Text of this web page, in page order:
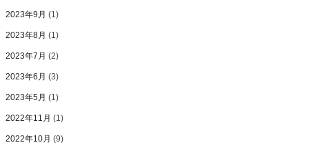
2023年9月 (1)
2023年8月 (1)
2023年7月 (2)
2023年6月 (3)
2023年5月 (1)
2022年11月 (1)
2022年10月 (9)